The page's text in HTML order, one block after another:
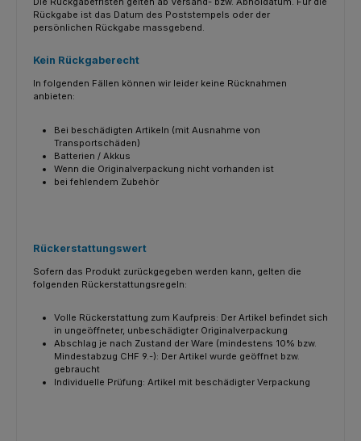
Rückgabe ist das Datum des Poststempels oder der
persönlichen Rückgabe massgebend.
Kein Rückgaberecht
In folgenden Fällen können wir leider keine Rücknahmen
anbieten:
Bei beschädigten Artikeln (mit Ausnahme von
Transportschäden)
Batterien / Akkus
Wenn die Originalverpackung nicht vorhanden ist
bei fehlendem Zubehör
Rückerstattungswert
Sofern das Produkt zurückgegeben werden kann, gelten die
folgenden Rückerstattungsregeln:
Volle Rückerstattung zum Kaufpreis: Der Artikel befindet sich
in ungeöffneter, unbeschädigter Originalverpackung
Abschlag je nach Zustand der Ware (mindestens 10% bzw.
Mindestabzug CHF 9.-): Der Artikel wurde geöffnet bzw.
gebraucht
Individuelle Prüfung: Artikel mit beschädigter Verpackung